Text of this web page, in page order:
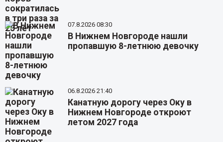
07.8.2026 08:30
В Нижнем Новгороде нашли
пропавшую 8-летнюю девочку
06.8.2026 21:40
Канатную дорогу через Оку в
Нижнем Новгороде откроют
летом 2027 года